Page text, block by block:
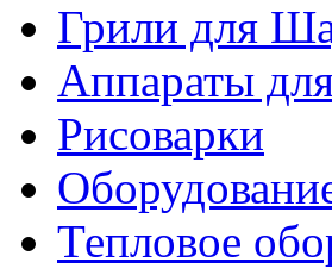
Грили для
Аппараты
Рисоварки
Тепловое